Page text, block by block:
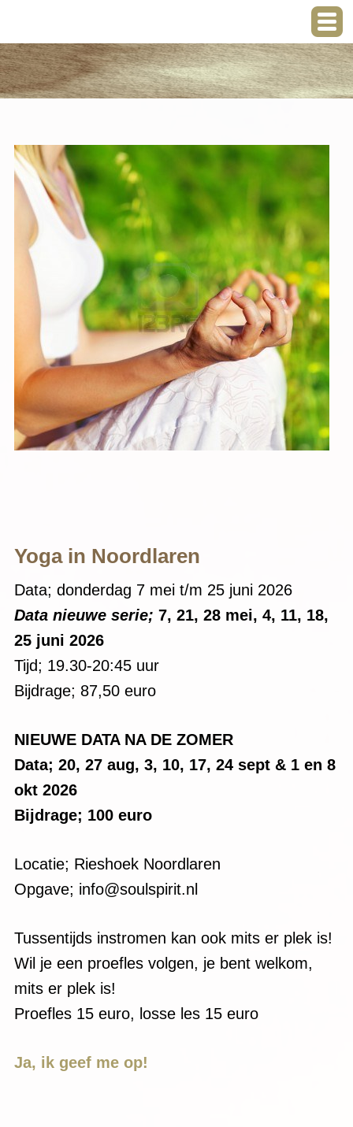
Yoga in Noordlaren
Data; donderdag 7 mei t/m 25 juni 2026
Data nieuwe serie; 7, 21, 28 mei, 4, 11, 18,
25 juni 2026
Tijd; 19.30-20:45 uur
Bijdrage; 87,50 euro
NIEUWE DATA NA DE ZOMER
Data; 20, 27 aug, 3, 10, 17, 24 sept & 1 en 8
okt 2026
Bijdrage; 100 euro
Locatie; Rieshoek Noordlaren
Opgave; info@soulspirit.nl
Tussentijds instromen kan ook mits er plek is!
Wil je een proefles volgen, je bent welkom,
mits er plek is!
Proefles 15 euro, losse les 15 euro
Ja, ik geef me op!